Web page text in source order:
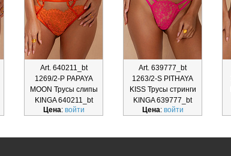
Art. 640211_bt
1269/2-P PAPAYA
MOON Трусы слипы
KINGA 640211_bt
Цена: войти
Art. 639777_bt
1263/2-S PITHAYA
KISS Трусы стринги
KINGA 639777_bt
Цена: войти